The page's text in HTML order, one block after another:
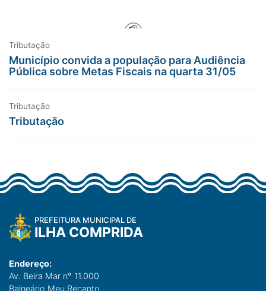
Tributação
Município convida a população para Audiência
Pública sobre Metas Fiscais na quarta 31/05
Tributação
Tributação
PREFEITURA MUNICIPAL DE
ILHA COMPRIDA
Endereço:
Av. Beira Mar n° 11.000
Balneário Meu Recanto